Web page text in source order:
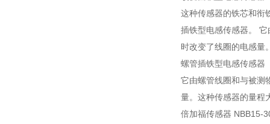
这种传感器的铁芯和衔
插铁型电感传感器。
时改变了线圈的电感量
螺管插铁型电感传感器
它由螺管线圈和与被测
量。这种传感器的量程
倍加福传感器 NBB15-